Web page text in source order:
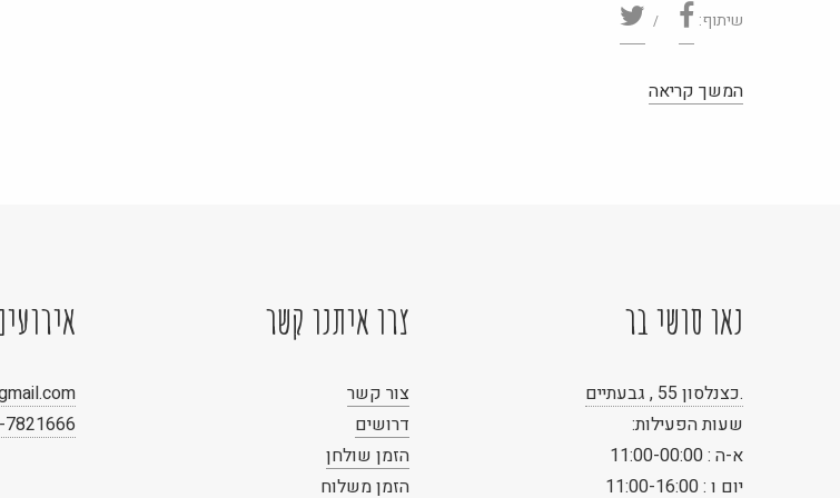
שיתוף:
נאו סושי בר
.כצנלסון 55 , גבעתיים
שעות הפעילות:
א-ה : 11:00-00:00
יום ו : 11:00-16:00
צרו איתנו קשר
צור קשר
דרושים
הזמן שולחן
הזמן משלוח